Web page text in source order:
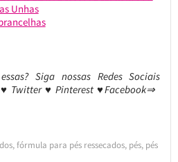
Unhas
Siga nossas Redes Sociais
Twitter ♥ Pinterest ♥Facebook⇒
,fórmula para pés ressecados, pés, pés